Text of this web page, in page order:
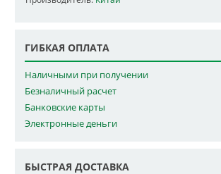
ГИБКАЯ ОПЛАТА
Наличными при получении
Безналичный расчет
Банковские карты
Электронные деньги
БЫСТРАЯ ДОСТАВКА